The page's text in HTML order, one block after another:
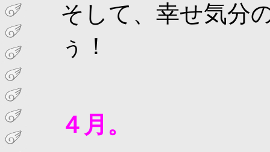
そして、幸せ気分
ぅ！
４月。